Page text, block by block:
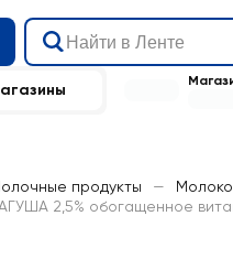
продукты — Молоко
2,5% обогащенное